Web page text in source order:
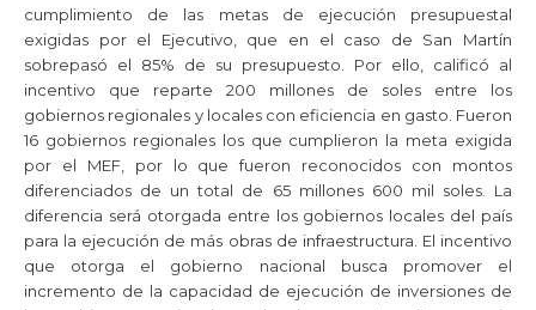
cumplimiento de las metas de ejecución presupuestal
exigidas por el Ejecutivo, que en el caso de San Martín
sobrepasó el 85% de su presupuesto. Por ello, calificó al
incentivo que reparte 200 millones de soles entre los
gobiernos regionales y locales con eficiencia en gasto. Fueron
16 gobiernos regionales los que cumplieron la meta exigida
por el MEF, por lo que fueron reconocidos con montos
diferenciados de un total de 65 millones 600 mil soles. La
diferencia será otorgada entre los gobiernos locales del país
para la ejecución de más obras de infraestructura. El incentivo
que otorga el gobierno nacional busca promover el
incremento de la capacidad de ejecución de inversiones de